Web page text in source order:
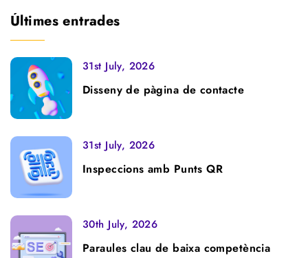
Últimes entrades
31st July, 2026
Disseny de pàgina de contacte
31st July, 2026
Inspeccions amb Punts QR
30th July, 2026
Paraules clau de baixa competència